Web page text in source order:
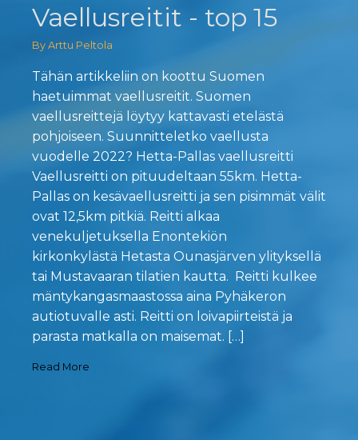
Vaellusreitit - top 15
By Arttu Peltola
Tähän artikkeliin on koottu Suomen
haetuimmat vaellusreitit. Suomen
vaellusreittejä löytyy kattavasti etelästä
pohjoiseen. Suunnitteletko vaellusta
vuodelle 2022? Hetta-Pallas vaellusreitti
Vaellusreitti on pituudeltaan 55km. Hetta-
Pallas on kesävaellusreitti ja sen pisimmät välit
ovat 12,5km pitkiä. Reitti alkaa
venekuljetuksella Enontekiön
kirkonkylästä Hetasta Ounasjärven ylityksellä
tai Mustavaaran tilatien kautta. Reitti kulkee
mäntykangasmaastossa aina Pyhäkeron
autiotuvalle asti. Reitti on loivapiirteistä ja
parasta matkalla on maisemat. […]
Read More